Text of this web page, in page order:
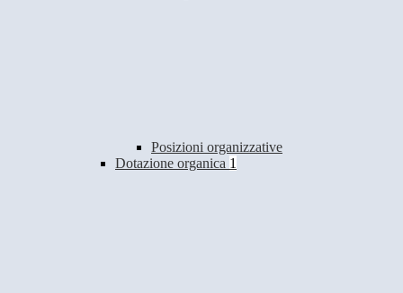
Posizioni organizzative
Dotazione organica 1